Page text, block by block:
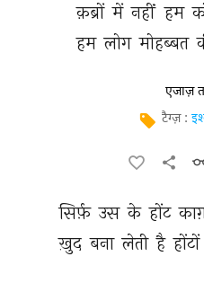
क़ब्रों में नहीं हम
हम लोग मोहब्बत
एजाज़
टैग्ज़ :
सिर्फ़ उस के होंट
ख़ुद बना लेती है होंटों